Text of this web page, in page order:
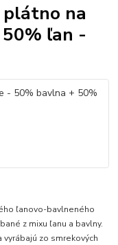
plátno na
ľan -
ľanovo-bavlneného
z mixu ľanu a bavlny.
zo smrekových